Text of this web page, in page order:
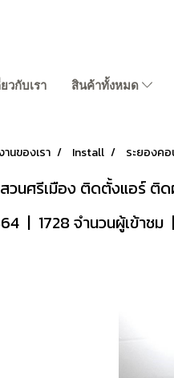
ยวกับเรา สินค้าทั้งหมด
นของเรา Install ระยองคอ
นศรีเมือง ติดตั้งแอร์ ติ
| 1728 จำนวนผู้เข้าชม |